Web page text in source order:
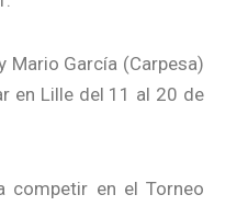
Mario García (Carpesa)
en Lille del 11 al 20 de
competir en el Torneo